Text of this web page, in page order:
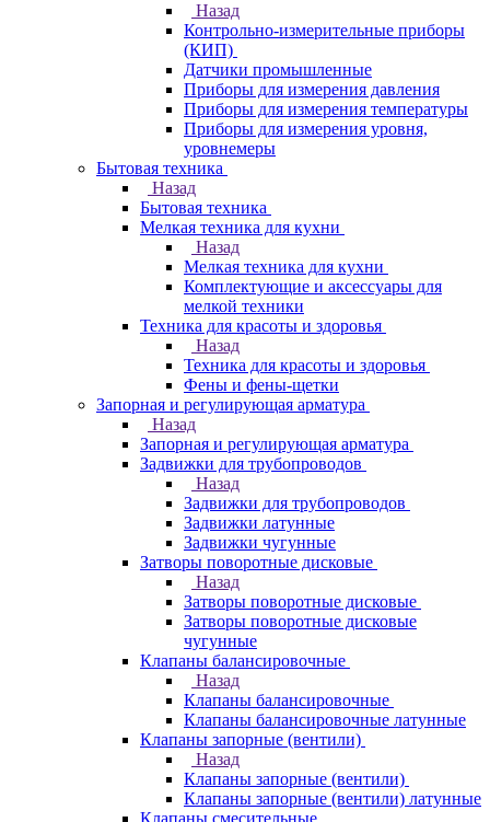
Назад
Контрольно-измерительные приборы
(КИП)
Датчики промышленные
Приборы для измерения давления
Приборы для измерения температуры
Приборы для измерения уровня,
уровнемеры
Бытовая техника
Назад
Бытовая техника
Мелкая техника для кухни
Назад
Мелкая техника для кухни
Комплектующие и аксессуары для
мелкой техники
Техника для красоты и здоровья
Назад
Техника для красоты и здоровья
Фены и фены-щетки
Запорная и регулирующая арматура
Назад
Запорная и регулирующая арматура
Задвижки для трубопроводов
Назад
Задвижки для трубопроводов
Задвижки латунные
Задвижки чугунные
Затворы поворотные дисковые
Назад
Затворы поворотные дисковые
Затворы поворотные дисковые
чугунные
Клапаны балансировочные
Назад
Клапаны балансировочные
Клапаны балансировочные латунные
Клапаны запорные (вентили)
Назад
Клапаны запорные (вентили)
Клапаны запорные (вентили) латунные
Клапаны смесительные